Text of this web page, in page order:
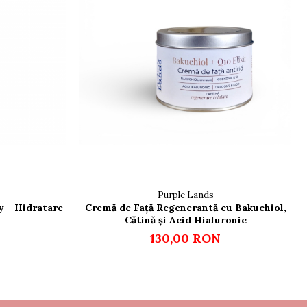
- Hidratare
Purple Lands
Cremă de Față Regenerantă cu Bakuchiol,
Cătină și Acid Hialuronic
130,00 RON